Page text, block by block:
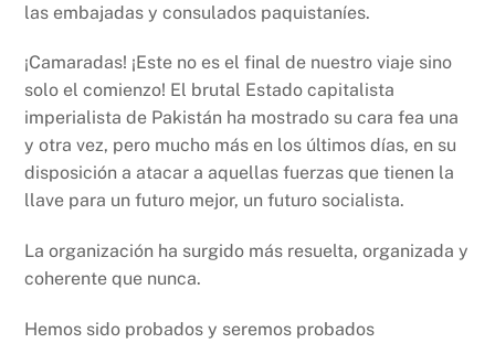
las embajadas y consulados paquistaníes.
¡Camaradas! ¡Este no es el final de nuestro viaje sino
solo el comienzo! El brutal Estado capitalista
imperialista de Pakistán ha mostrado su cara fea una
y otra vez, pero mucho más en los últimos días, en su
disposición a atacar a aquellas fuerzas que tienen la
llave para un futuro mejor, un futuro socialista.
La organización ha surgido más resuelta, organizada y
coherente que nunca.
Hemos sido probados y seremos probados